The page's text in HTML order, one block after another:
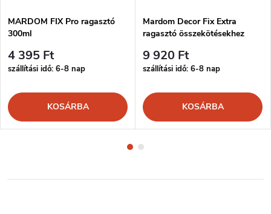
MARDOM FIX Pro ragasztó
300ml
4 395 Ft
szállítási idő: 6-8 nap
KOSÁRBA
Mardom Decor Fix Extra
ragasztó összekötésekhez
9 920 Ft
szállítási idő: 6-8 nap
KOSÁRBA